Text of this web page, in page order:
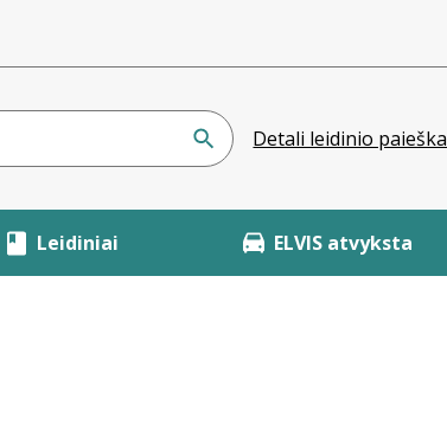
Detali leidinio paieška
Leidiniai ELVIS atvyksta